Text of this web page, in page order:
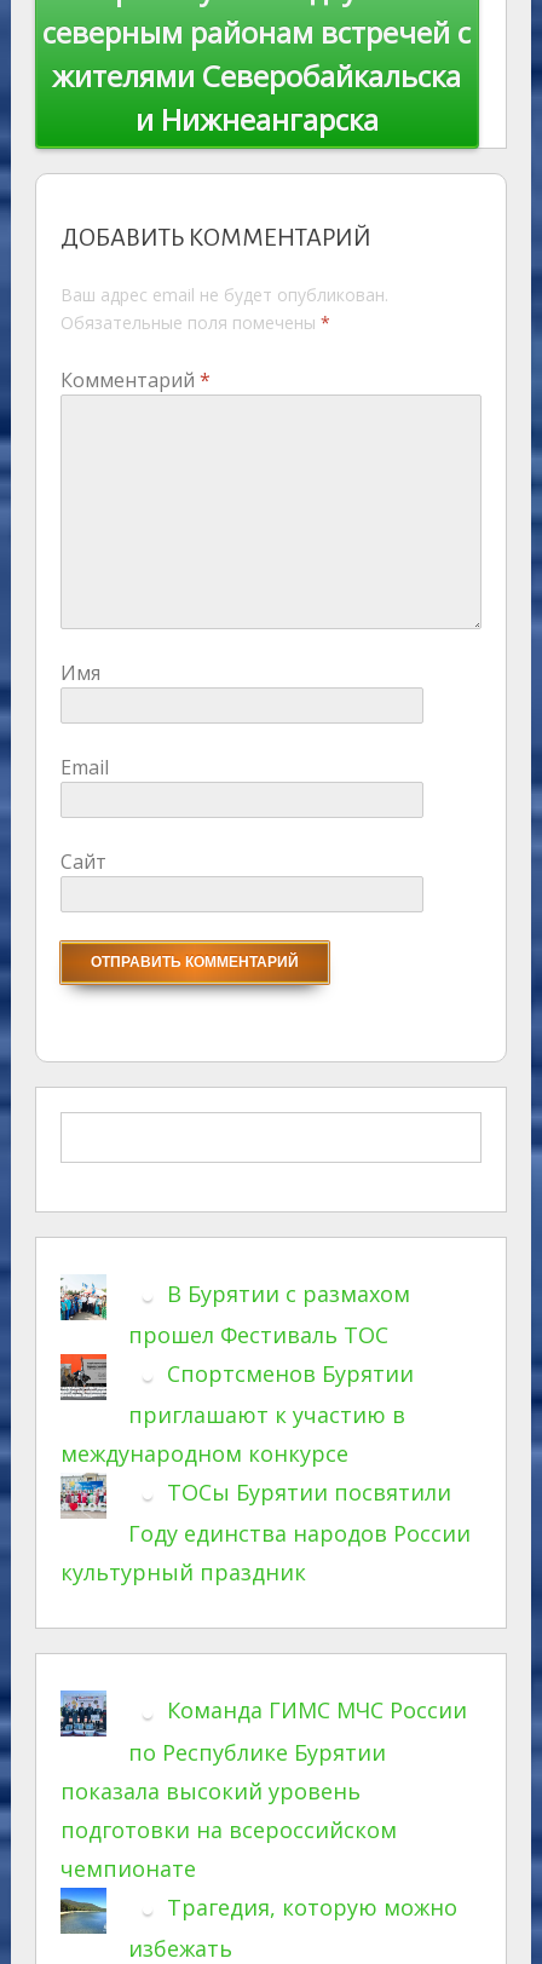
северным районам встречей с
жителями Северобайкальска
и Нижнеангарска
ДОБАВИТЬ КОММЕНТАРИЙ
Ваш адрес email не будет опубликован.
Обязательные поля помечены *
Комментарий *
Имя
Email
Сайт
В Бурятии с размахом
прошел Фестиваль ТОС
Спортсменов Бурятии
приглашают к участию в
международном конкурсе
ТОСы Бурятии посвятили
Году единства народов России
культурный праздник
Команда ГИМС МЧС России
по Республике Бурятии
показала высокий уровень
подготовки на всероссийском
чемпионате
Трагедия, которую можно
избежать